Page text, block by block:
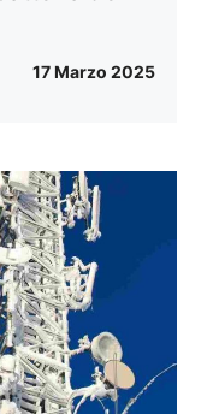
17 Marzo 2025